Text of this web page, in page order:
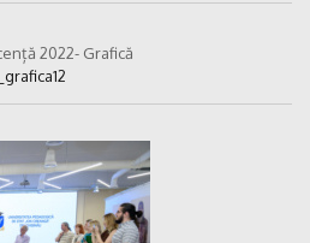
2022- Grafică